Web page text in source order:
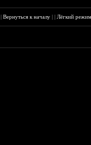
|Вернуться к началу ||Лёгкий